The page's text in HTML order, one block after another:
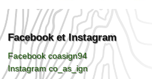
Facebook et Instagram
Facebook coasign94
Instagram co_as_ign